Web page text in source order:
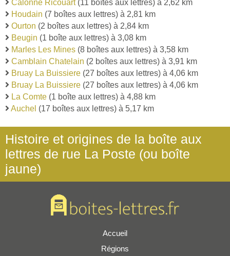
Calonne Ricouart(11 boîtes aux lettres) à 2,62 km
Houdain (7 boîtes aux lettres) à 2,81 km
Ourton (2 boîtes aux lettres) à 2,84 km
Beugin (1 boîte aux lettres) à 3,08 km
Marles Les Mines (8 boîtes aux lettres) à 3,58 km
Camblain Chatelain (2 boîtes aux lettres) à 3,91 km
Bruay La Buissiere (27 boîtes aux lettres) à 4,06 km
Bruay La Buissiere (27 boîtes aux lettres) à 4,06 km
La Comte (1 boîte aux lettres) à 4,88 km
Auchel (17 boîtes aux lettres) à 5,17 km
Histoire et origines de la boîte aux
lettres de rue La Poste (ou boîte
jaune)
Accueil
Régions